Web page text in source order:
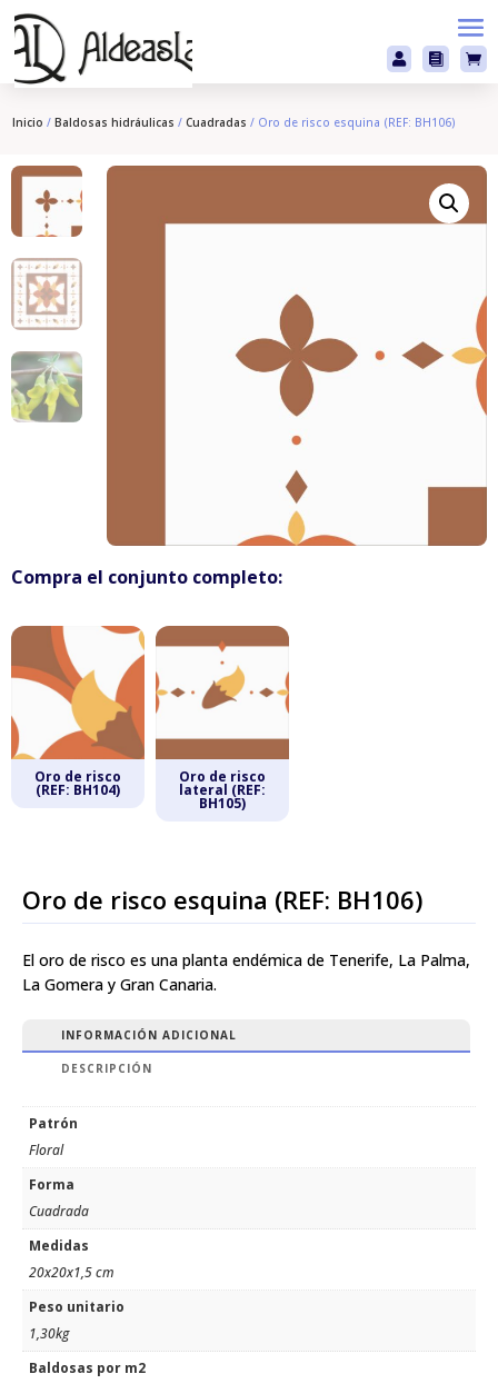
  
Inicio /Baldosas hidráulicas /Cuadradas / Oro de risco esquina (REF: BH106)
Compra el conjunto completo:
Productos relacionados
Oro de risco
(REF: BH104)
Oro de risco
lateral (REF:
BH105)
Oro de risco esquina (REF: BH106)
El oro de risco es una planta endémica de Tenerife, La Palma,
La Gomera y Gran Canaria.
INFORMACIÓN ADICIONAL
DESCRIPCIÓN
Patrón
Floral
Forma
Cuadrada
Medidas
20x20x1,5 cm
Peso unitario
1,30kg
Baldosas por m2